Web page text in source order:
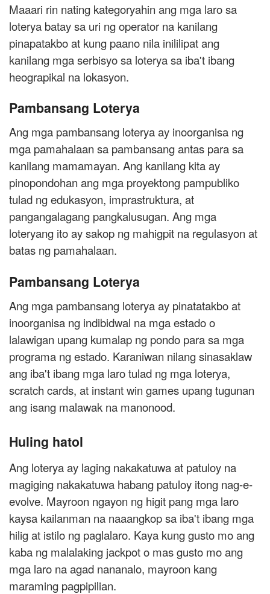
Maaari rin nating kategoryahin ang mga laro sa
loterya batay sa uri ng operator na kanilang
pinapatakbo at kung paano nila inililipat ang
kanilang mga serbisyo sa loterya sa iba't ibang
heograpikal na lokasyon.
Pambansang Loterya
Ang mga pambansang loterya ay inoorganisa ng
mga pamahalaan sa pambansang antas para sa
kanilang mamamayan. Ang kanilang kita ay
pinopondohan ang mga proyektong pampubliko
tulad ng edukasyon, imprastruktura, at
pangangalagang pangkalusugan. Ang mga
loteryang ito ay sakop ng mahigpit na regulasyon at
batas ng pamahalaan.
Pambansang Loterya
Ang mga pambansang loterya ay pinatatakbo at
inoorganisa ng indibidwal na mga estado o
lalawigan upang kumalap ng pondo para sa mga
programa ng estado. Karaniwan nilang sinasaklaw
ang iba't ibang mga laro tulad ng mga loterya,
scratch cards, at instant win games upang tugunan
ang isang malawak na manonood.
Huling hatol
Ang loterya ay laging nakakatuwa at patuloy na
magiging nakakatuwa habang patuloy itong nag-e-
evolve. Mayroon ngayon ng higit pang mga laro
kaysa kailanman na naaangkop sa iba't ibang mga
hilig at istilo ng paglalaro. Kaya kung gusto mo ang
kaba ng malalaking jackpot o mas gusto mo ang
mga laro na agad nananalo, mayroon kang
maraming pagpipilian.